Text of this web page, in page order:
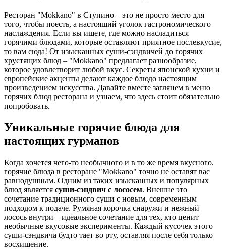
Ресторан "Mokkano" в Ступино – это не просто место для
того, чтобы поесть, а настоящий уголок гастрономического
наслаждения. Если вы ищете, где можно насладиться
горячими блюдами, которые оставляют приятное послевкусие,
то вам сюда! От изысканных суши-сэндвичей до горячих
хрустящих блюд – "Mokkano" предлагает разнообразие,
которое удовлетворит любой вкус. Секреты японской кухни и
европейские акценты делают каждое блюдо настоящим
произведением искусства. Давайте вместе заглянем в меню
горячих блюд ресторана и узнаем, что здесь стоит обязательно
попробовать.
Уникальные горячие блюда для
настоящих гурманов
Когда хочется чего-то необычного и в то же время вкусного,
горячие блюда в ресторане "Mokkano" точно не оставят вас
равнодушным. Одним из таких изысканных и популярных
блюд является суши-сэндвич с лососем. Внешне это
сочетание традиционного суши с новым, современным
подходом к подаче. Румяная корочка снаружи и нежный
лосось внутри – идеальное сочетание для тех, кто ценит
необычные вкусовые эксперименты. Каждый кусочек этого
суши-сэндвича будто тает во рту, оставляя после себя только
восхищение.